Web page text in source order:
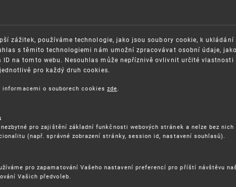
služeb - 5.8.2026
jinak (aneb když se značky hádají
17. 9. 2026
zážitek, používáme technologie, jako jsou soubory cookie, k
s těmito technologiemi nám umožní zpracovávat osobní údaje,
ID na tomto webu. Nesouhlas může nepříznivě ovlivnit určité vlastnosti
pro každý druh cookies.
o souborech cookies zde.
pro zajištění základní funkčnosti webových stránek a nelze bez nich
(např. správné zobrazení stránky, session id, nastavení souhlasů).
pro zapamatování Vašeho nastavení preferencí pro příští návštěvu
Vašich předvoleb.